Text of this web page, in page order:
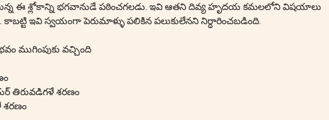
ఈ శ్లోకాన్ని భగవానుడే పఠించగలడు. ఇవి ఆతని దివ్య హృదయ కమలలోని విషయాలు
కాబట్టి ఇవి స్వయంగా పెరుమాళ్ళు పలికిన పలుకులేనని నిర్ధారించబడింది.
ముగింపుకు వచ్చింది
తిరువడిగళే శరణం
శరణం